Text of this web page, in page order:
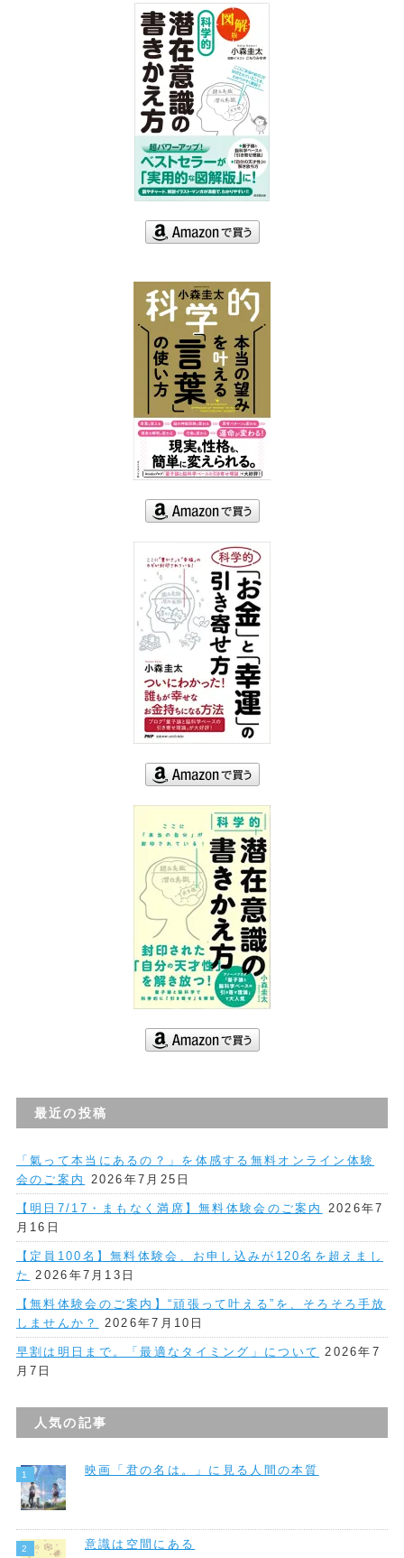
最近の投稿
「氣って本当にあるの？」を体感する無料オンライン体験
会のご案内
2026年7月25日
【明日7/17・まもなく満席】無料体験会のご案内
2026年7
月16日
【定員100名】無料体験会、お申し込みが120名を超えまし
た
2026年7月13日
【無料体験会のご案内】“頑張って叶える”を、そろそろ手放
しませんか？
2026年7月10日
早割は明日まで。「最適なタイミング」について
2026年7
月7日
人気の記事
映画「君の名は。」に見る人間の本質
意識は空間にある